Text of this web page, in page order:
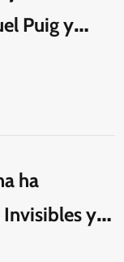
Puig y
ha
y la